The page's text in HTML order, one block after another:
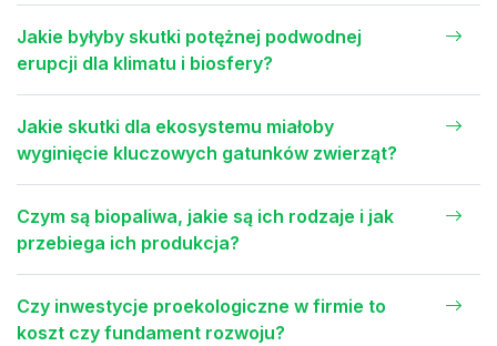
Jakie byłyby skutki potężnej podwodnej
erupcji dla klimatu i biosfery?
Jakie skutki dla ekosystemu miałoby
wyginięcie kluczowych gatunków zwierząt?
Czym są biopaliwa, jakie są ich rodzaje i jak
przebiega ich produkcja?
Czy inwestycje proekologiczne w firmie to
koszt czy fundament rozwoju?